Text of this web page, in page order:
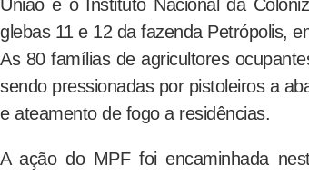
União e o Instituto Nacional da
glebas 11 e 12 da fazenda Petrópolis,
As 80 famílias de agricultores
sendo pressionadas por pistoleiros a
e ateamento de fogo a residências.
A ação do MPF foi encaminhada